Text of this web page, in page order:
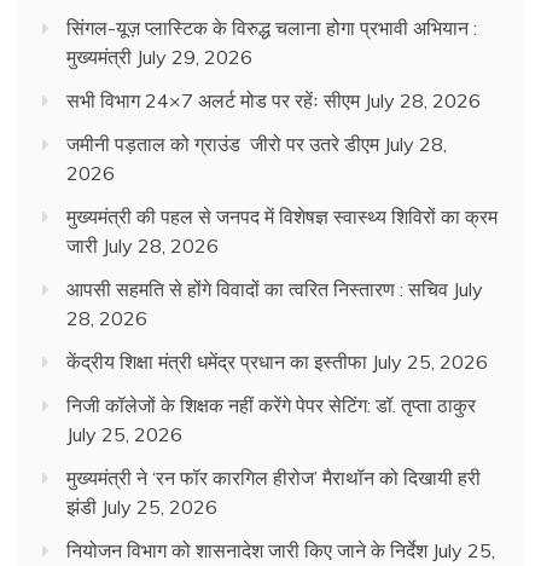
सिंगल-यूज़ प्लास्टिक के विरुद्ध चलाना होगा प्रभावी अभियान :
मुख्यमंत्री July 29, 2026
सभी विभाग 24×7 अलर्ट मोड पर रहेंः सीएम July 28, 2026
जमीनी पड़ताल को ग्राउंड जीरो पर उतरे डीएम July 28,
2026
मुख्यमंत्री की पहल से जनपद में विशेषज्ञ स्वास्थ्य शिविरों का क्रम
जारी July 28, 2026
आपसी सहमति से होंगे विवादों का त्वरित निस्तारण : सचिव July
28, 2026
केंद्रीय शिक्षा मंत्री धमेंद्र प्रधान का इस्तीफा July 25, 2026
निजी कॉलेजों के शिक्षक नहीं करेंगे पेपर सेटिंग: डॉ. तृप्ता ठाकुर
July 25, 2026
मुख्यमंत्री ने ‘रन फॉर कारगिल हीरोज’ मैराथॉन को दिखायी हरी
झंडी July 25, 2026
नियोजन विभाग को शासनादेश जारी किए जाने के निर्देश July 25,